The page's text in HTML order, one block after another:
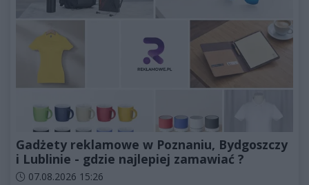
Gadżety reklamowe w Poznaniu, Bydgoszczy
i Lublinie - gdzie najlepiej zamawiać ?
Data dodania artykułu:
07.08.2026 15:26